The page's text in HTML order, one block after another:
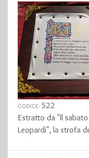
CODICE: 522
Estratto da "Il
Leopardi", la strofa